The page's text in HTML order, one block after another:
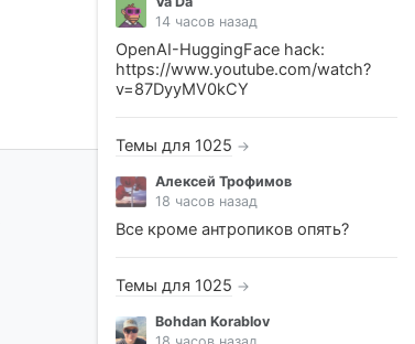
14 часов назад
OpenAI-HuggingFace hack:
https://www.youtube.com/watch?
v=87DyyMV0kCY
Темы для 1025 →
Алексей Трофимов
18 часов назад
Все кроме антропиков опять?
Темы для 1025 →
Bohdan Korablov